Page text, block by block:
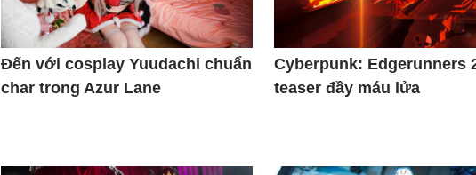
Đến với cosplay Yuudachi chuẩn
char trong Azur Lane
Cyberpunk: Edgerunners
teaser đầy máu lửa